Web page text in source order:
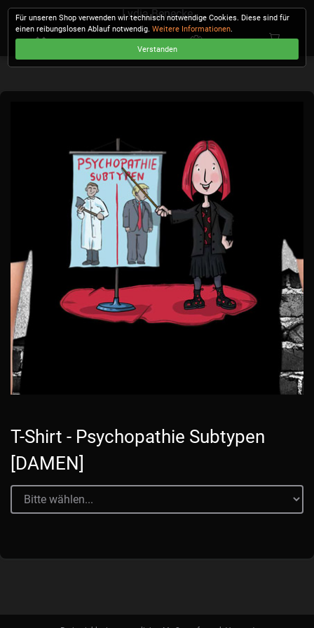
Lydia Benecke
T-Shirt - Psychopathie Subtypen
[DAMEN]
Für unseren Shop verwenden wir technisch notwendige Cookies. Diese sind für
einen reibungslosen Ablauf notwendig.Weitere Informationen.
Verstanden